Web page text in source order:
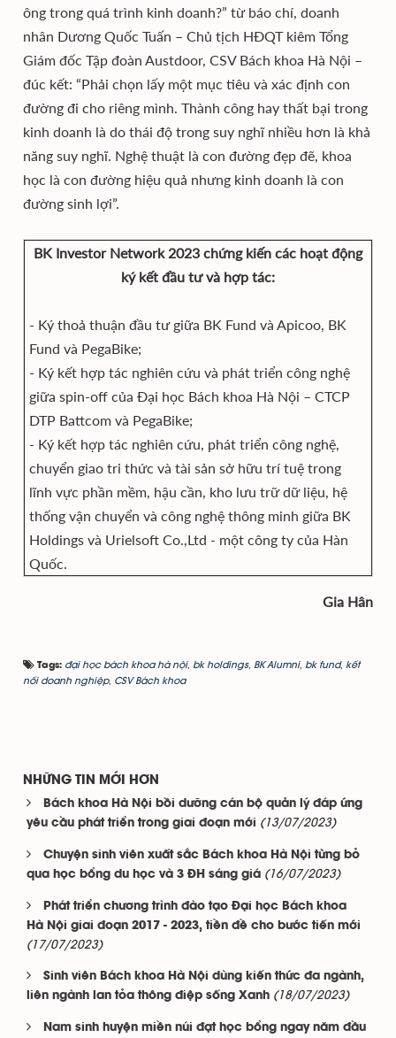
ông trong quá trình kinh doanh?” từ báo chí, doanh
nhân Dương Quốc Tuấn – Chủ tịch HĐQT kiêm Tổng
Giám đốc Tập đoàn Austdoor, CSV Bách khoa Hà Nội –
đúc kết: “Phải chọn lấy một mục tiêu và xác định con
đường đi cho riêng mình. Thành công hay thất bại trong
kinh doanh là do thái độ trong suy nghĩ nhiều hơn là khả
năng suy nghĩ. Nghệ thuật là con đường đẹp đẽ, khoa
học là con đường hiệu quả nhưng kinh doanh là con
đường sinh lợi”.
BK Investor Network 2023 chứng kiến các hoạt động
ký kết đầu tư và hợp tác:
- Ký thoả thuận đầu tư giữa BK Fund và Apicoo, BK
Fund và PegaBike;
- Ký kết hợp tác nghiên cứu và phát triển công nghệ
giữa spin-off của Đại học Bách khoa Hà Nội – CTCP
DTP Battcom và PegaBike;
- Ký kết hợp tác nghiên cứu, phát triển công nghệ,
chuyển giao tri thức và tài sản sở hữu trí tuệ trong
lĩnh vực phần mềm, hậu cần, kho lưu trữ dữ liệu, hệ
thống vận chuyển và công nghệ thông minh giữa BK
Holdings và Urielsoft Co.,Ltd - một công ty của Hàn
Quốc.
Gia Hân
Tags: đại học bách khoa hà nội, bk holdings, BK Alumni, bk fund, kết
nối doanh nghiệp, CSV Bách khoa
NHỮNG TIN MỚI HƠN
Bách khoa Hà Nội bồi dưỡng cán bộ quản lý đáp ứng
yêu cầu phát triển trong giai đoạn mới (13/07/2023)
Chuyện sinh viên xuất sắc Bách khoa Hà Nội từng bỏ
qua học bổng du học và 3 ĐH sáng giá (16/07/2023)
Phát triển chương trình đào tạo Đại học Bách khoa
Hà Nội giai đoạn 2017 - 2023, tiền đề cho bước tiến mới
(17/07/2023)
Sinh viên Bách khoa Hà Nội dùng kiến thức đa ngành,
liên ngành lan tỏa thông điệp sống Xanh (18/07/2023)
Nam sinh huyện miền núi đạt học bổng ngay năm đầu